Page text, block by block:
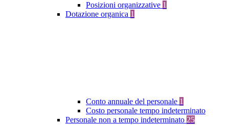
Posizioni organizzative 1
Dotazione organica 1
Conto annuale del personale 1
Costo personale tempo indeterminato
Personale non a tempo indeterminato 25